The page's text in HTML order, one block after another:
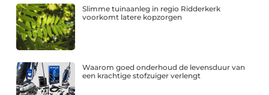
Slimme tuinaanleg in regio Ridderkerk
voorkomt latere kopzorgen
Waarom goed onderhoud de levensduur van
een krachtige stofzuiger verlengt